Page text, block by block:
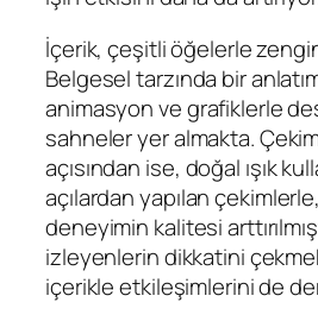
İçerik, çeşitli öğelerle
Belgesel tarzında bir
animasyon ve grafiklerle
sahneler yer almakta.
açısından ise, doğal ışık
açılardan yapılan
deneyimin kalitesi
izleyenlerin dikkatini
içerikle etkileşimlerini de